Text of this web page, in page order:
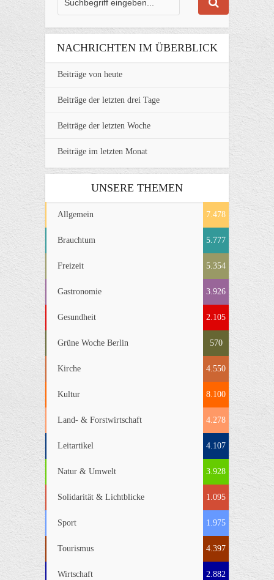
NACHRICHTEN IM ÜBERBLICK
Beiträge von heute
Beiträge der letzten drei Tage
Beiträge der letzten Woche
Beiträge im letzten Monat
UNSERE THEMEN
Allgemein 7.478
Brauchtum 5.777
Freizeit 5.354
Gastronomie 3.926
Gesundheit 2.105
Grüne Woche Berlin 570
Kirche 4.550
Kultur 8.100
Land- & Forstwirtschaft 4.278
Leitartikel 4.107
Natur & Umwelt 3.928
Solidarität & Lichtblicke 1.095
Sport 1.975
Tourismus 4.397
Wirtschaft 2.882